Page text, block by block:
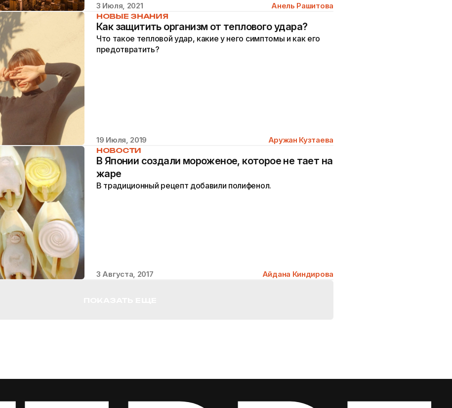
3 Июля, 2021 Анель Рашитова
НОВЫЕ ЗНАНИЯ
Как защитить организм от теплового удара?
Что такое тепловой удар, какие у него симптомы и как его
предотвратить?
19 Июля, 2019 Аружан Кузтаева
НОВОСТИ
В Японии создали мороженое, которое не тает на
жаре
В традиционный рецепт добавили полифенол.
3 Августа, 2017 Айдана Киндирова